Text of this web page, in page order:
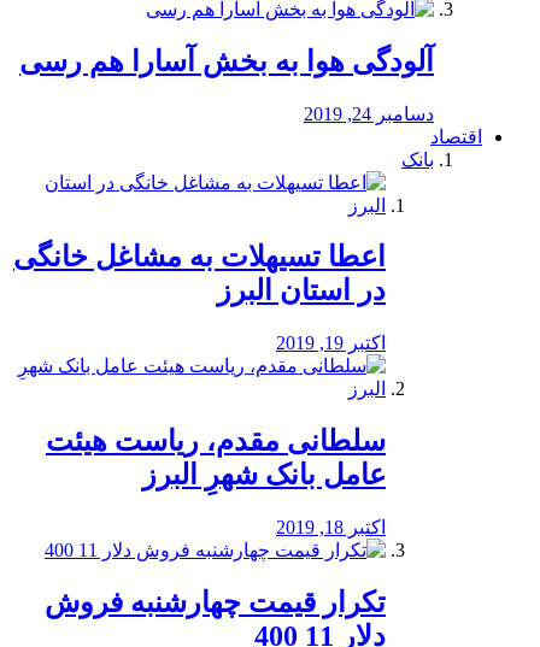
آلودگی هوا به بخش آسارا هم رسی
دسامبر 24, 2019
اقتصاد
بانک
️اعطا تسیهلات به مشاغل خانگی
در استان البرز
اکتبر 19, 2019
سلطانی مقدم، ریاست هیئت
عامل بانک شهرِ البرز
اکتبر 18, 2019
تکرار قیمت چهارشنبه فروش
دلار 11 400